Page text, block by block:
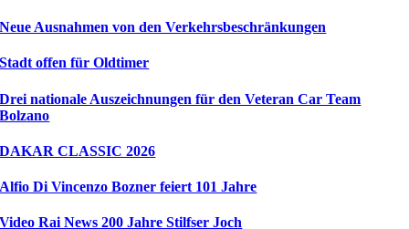
Neue Ausnahmen von den Verkehrsbeschränkungen
Stadt offen für Oldtimer
Drei nationale Auszeichnungen für den Veteran Car Team
Bolzano
DAKAR CLASSIC 2026
Alfio Di Vincenzo Bozner feiert 101 Jahre
Video Rai News 200 Jahre Stilfser Joch